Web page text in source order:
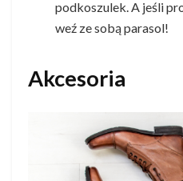
podkoszulek. A jeśli
weź ze sobą parasol!
Akcesoria